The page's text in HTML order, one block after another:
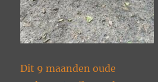
Dit 9 maanden oude